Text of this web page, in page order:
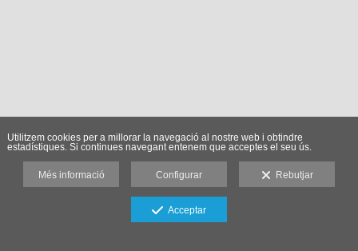
Utilitzem cookies per a millorar la navegació al nostre web i obtindre
estadístiques. Si continues navegant entenem que acceptes el seu ús.
Més informació Configurar Rebutjar
Acceptar